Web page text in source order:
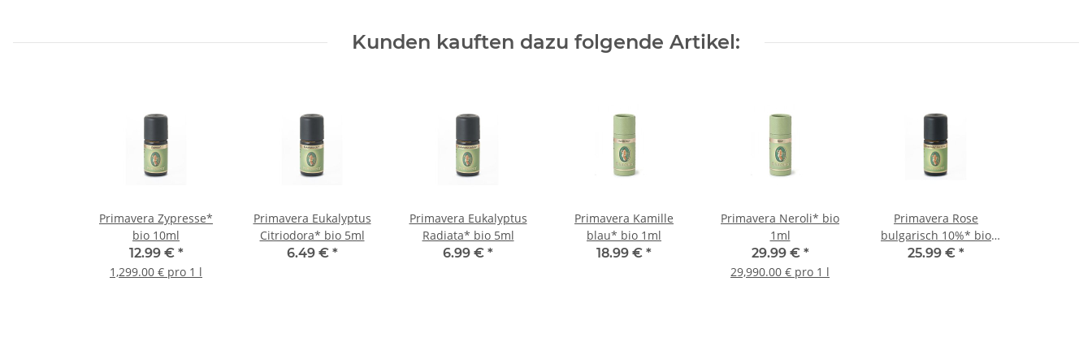
Kunden kauften dazu folgende Artikel:
Primavera Zypresse*
bio 10ml
12.99 € *
1,299.00 € pro 1 l
Primavera Eukalyptus
Citriodora* bio 5ml
6.49 € *
Primavera Eukalyptus
Radiata* bio 5ml
6.99 € *
Primavera Kamille
blau* bio 1ml
18.99 € *
Primavera Neroli* bio
1ml
29.99 € *
29,990.00 € pro 1 l
Primavera Rose
bulgarisch 10%* bio
5ml
25.99 € *